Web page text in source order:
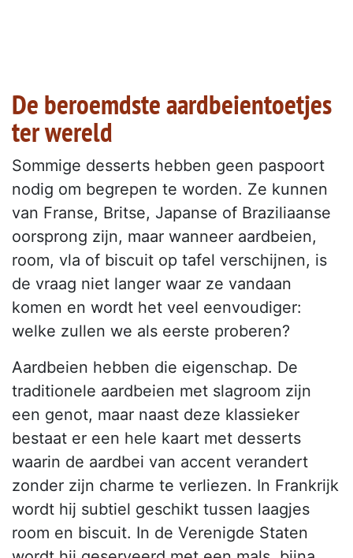
De beroemdste aardbeientoetjes
ter wereld
Sommige desserts hebben geen paspoort
nodig om begrepen te worden. Ze kunnen
van Franse, Britse, Japanse of Braziliaanse
oorsprong zijn, maar wanneer aardbeien,
room, vla of biscuit op tafel verschijnen, is
de vraag niet langer waar ze vandaan
komen en wordt het veel eenvoudiger:
welke zullen we als eerste proberen?
Aardbeien hebben die eigenschap. De
traditionele aardbeien met slagroom zijn
een genot, maar naast deze klassieker
bestaat er een hele kaart met desserts
waarin de aardbei van accent verandert
zonder zijn charme te verliezen. In Frankrijk
wordt hij subtiel geschikt tussen laagjes
room en biscuit. In de Verenigde Staten